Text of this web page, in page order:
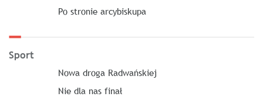
Po stronie arcybiskupa
Sport
Nowa droga Radwańskiej
Nie dla nas finał